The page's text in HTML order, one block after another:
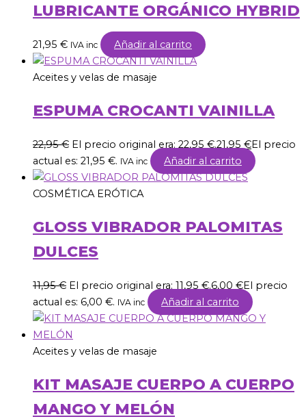
LUBRICANTE ORGÁNICO HYBRID
21,95 € IVA inc Añadir al carrito
Aceites y velas de masaje
ESPUMA CROCANTI VAINILLA
22,95€ El precio original era: 22,95 €.21,95 €El precio
actual es: 21,95 €. IVA inc Añadir al carrito
COSMÉTICA ERÓTICA
GLOSS VIBRADOR PALOMITAS
DULCES
11,95€ El precio original era: 11,95 €.6,00 €El precio
actual es: 6,00 €. IVA inc Añadir al carrito
Aceites y velas de masaje
KIT MASAJE CUERPO A CUERPO
MANGO Y MELÓN